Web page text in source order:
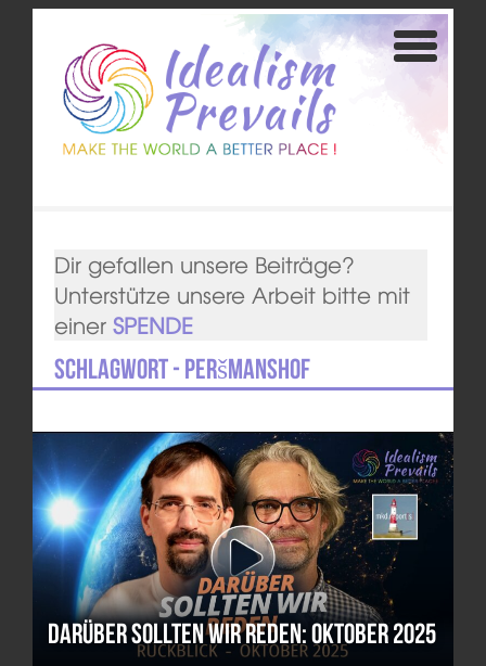
Dir gefallen unsere Beiträge?
Unterstütze unsere Arbeit bitte mit
einer SPENDE
Schlagwort - Peršmanshof
Darüber sollten wir reden: Oktober 2025